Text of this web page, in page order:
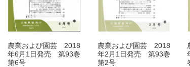
農業および園芸 2018
年6月1日発売 第93巻
第6号
農業および園芸 2018
年2月1日発売 第93巻
第2号